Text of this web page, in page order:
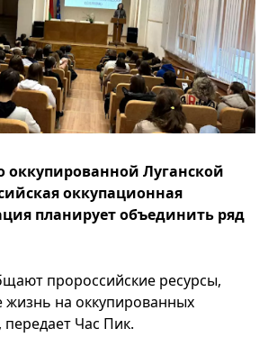
оккупированной Луганской
оккупационная
планирует объединить ряд
пророссийские ресурсы,
на оккупированных
Час Пик.